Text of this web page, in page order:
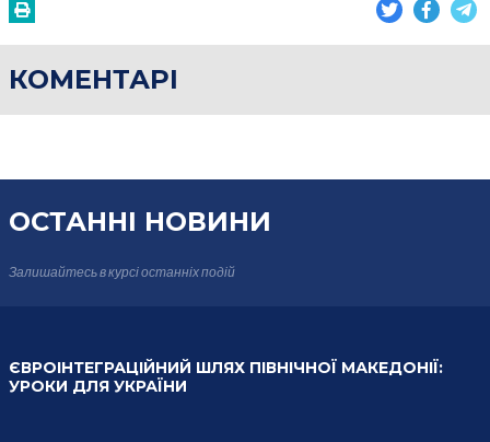
КОМЕНТАРІ
ОСТАННІ НОВИНИ
Залишайтесь в курсіостанніх подій
ЄВРОІНТЕГРАЦІЙНИЙ ШЛЯХ ПІВНІЧНОЇ МАКЕДОНІЇ:
УРОКИ ДЛЯ УКРАЇНИ